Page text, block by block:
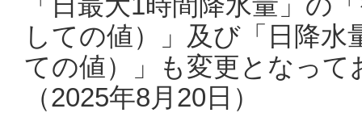
しての値）」及び「日降
ての値）」も変更となっ
（2025年8月20日）